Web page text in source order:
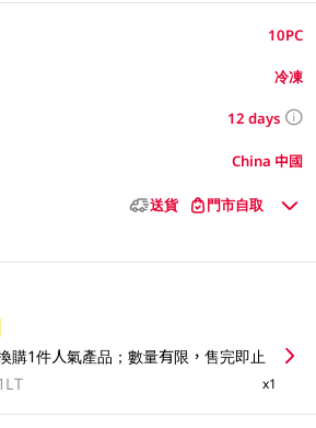
10PC
冷凍
12 days
China 中國
送貨 門市自取
購1件人氣產品；數量有限，售完即止
x1